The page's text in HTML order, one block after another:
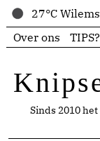
27°C
Over ons
TIPS?
Sinds 2010